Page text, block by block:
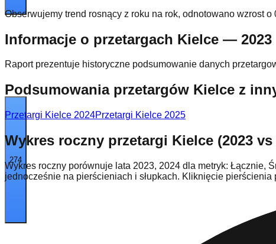
274
Obserwujemy trend rosnący z roku na rok, odnotowano wzrost
Informacje o przetargach Kielce — 2023
Raport prezentuje historyczne podsumowanie danych
Podsumowania przetargów Kielce z
Przetargi Kielce 2024Przetargi Kielce 2025
Wykres roczny przetargi Kielce (2023 vs
Wykres roczny porównuje lata 2023, 2024 dla metryk: Łącznie,
jednocześnie na pierścieniach i słupkach. Kliknięcie